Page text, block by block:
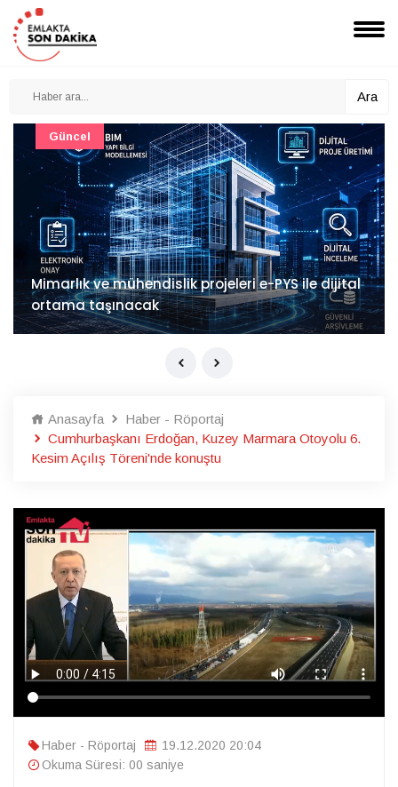
Ara
Mimarlık ve mühendislik projeleri e-PYS ile dijital
ortama taşınacak
Güncel
Anasayfa
Haber - Röportaj
Cumhurbaşkanı Erdoğan, Kuzey Marmara Otoyolu 6.
Kesim Açılış Töreni'nde konuştu
Haber - Röportaj
19.12.2020 20:04
Okuma Süresi: 00 saniye